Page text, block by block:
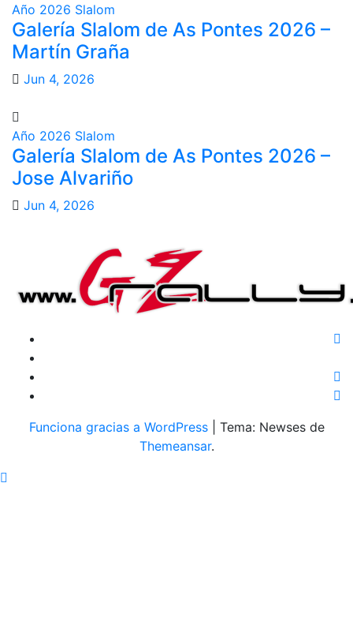
Año 2026 Slalom
Galería Slalom de As Pontes 2026 –
Martín Graña
Jun 4, 2026
Año 2026 Slalom
Galería Slalom de As Pontes 2026 –
Jose Alvariño
Jun 4, 2026
Funciona gracias a WordPress
Tema: Newses de
Themeansar.